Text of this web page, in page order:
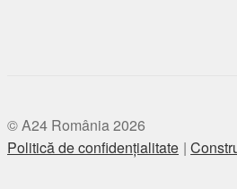
© A24 România 2026
Politică de confidențialitate